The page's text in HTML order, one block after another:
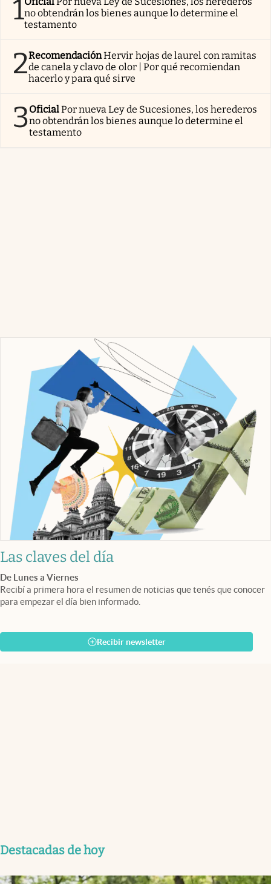
1no obtendrán los bienes aunque lo determine el
testamento
2RecomendaciónHervir hojas de laurel con ramitas
de canela y clavo de olor | Por qué recomiendan
hacerlo y para qué sirve
3OficialPor nueva Ley de Sucesiones, los herederos
no obtendrán los bienes aunque lo determine el
testamento
Las claves del día
De Lunes a Viernes
Recibí a primera hora el resumen de noticias que tenés que conocer
para empezar el día bien informado.
Recibir newsletter
Destacadas de hoy